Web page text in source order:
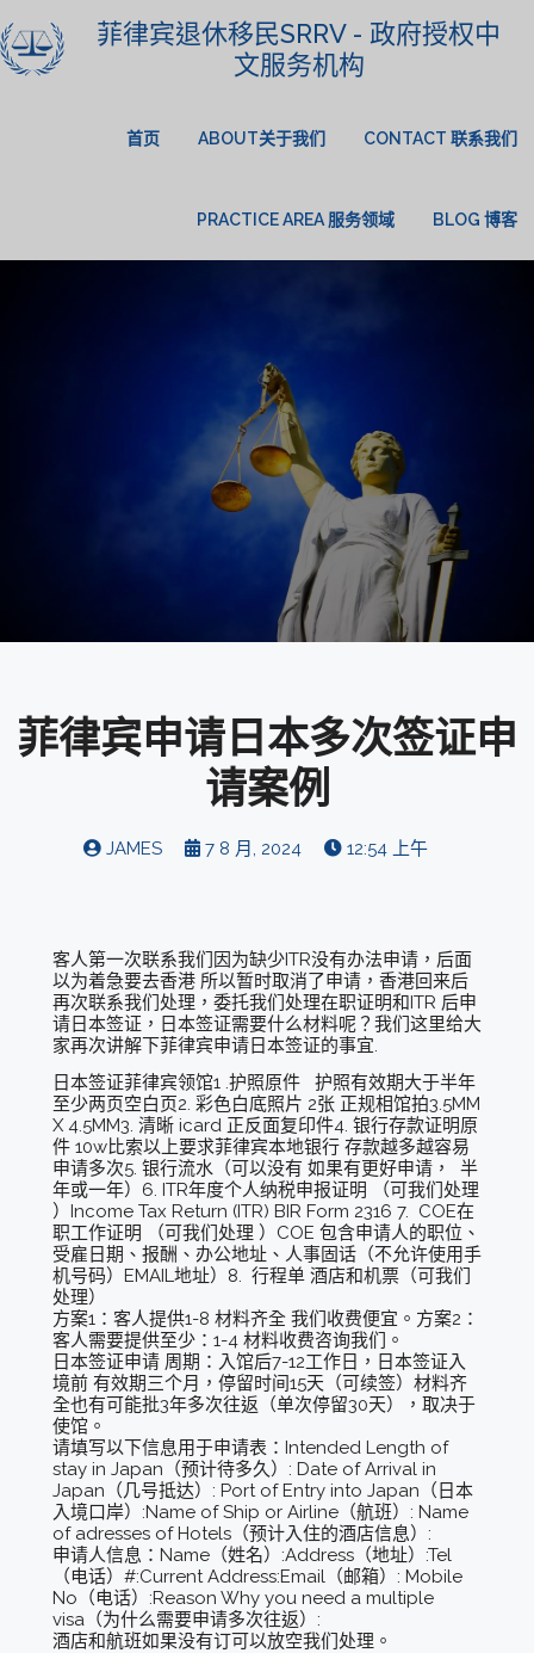
菲律宾退休移民SRRV - 政府授权中
文服务机构
首页 ABOUT关于我们 CONTACT 联系我们
PRACTICE AREA 服务领域 BLOG 博客
菲律宾申请日本多次签证申
请案例
JAMES 7 8 月, 2024 12:54 上午
客人第一次联系我们因为缺少ITR没有办法申请，后面
以为着急要去香港 所以暂时取消了申请，香港回来后
再次联系我们处理，委托我们处理在职证明和ITR 后申
请日本签证，日本签证需要什么材料呢？我们这里给大
家再次讲解下菲律宾申请日本签证的事宜.
日本签证菲律宾领馆1 .护照原件 护照有效期大于半年
至少两页空白页2. 彩色白底照片 2张 正规相馆拍3.5MM
X 4.5MM3. 清晰 icard 正反面复印件4. 银行存款证明原
件 10w比索以上要求菲律宾本地银行 存款越多越容易
申请多次5. 银行流水（可以没有 如果有更好申请， 半
年或一年）6. ITR年度个人纳税申报证明 （可我们处理
）Income Tax Return (ITR) BIR Form 2316 7. COE在
职工作证明 （可我们处理 ）COE 包含申请人的职位、
受雇日期、报酬、办公地址、人事固话（不允许使用手
机号码）EMAIL地址）8. 行程单 酒店和机票（可我们
处理）
方案1：客人提供1-8 材料齐全 我们收费便宜。方案2：
客人需要提供至少：1-4 材料收费咨询我们。
日本签证申请 周期：入馆后7-12工作日，日本签证入
境前 有效期三个月，停留时间15天（可续签）材料齐
全也有可能批3年多次往返（单次停留30天），取决于
使馆。
请填写以下信息用于申请表：Intended Length of
stay in Japan（预计待多久）: Date of Arrival in
Japan（几号抵达）: Port of Entry into Japan（日本
入境口岸）:Name of Ship or Airline（航班）: Name
of adresses of Hotels（预计入住的酒店信息）:
申请人信息：Name（姓名）:Address（地址）:Tel
（电话）#:Current Address:Email（邮箱）: Mobile
No（电话）:Reason Why you need a multiple
visa（为什么需要申请多次往返）:
酒店和航班如果没有订可以放空我们处理。